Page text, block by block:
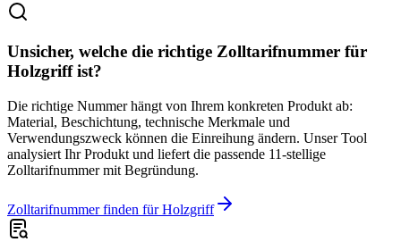
Unsicher, welche die richtige Zolltarifnummer für
Holzgriff ist?
Die richtige Nummer hängt von Ihrem konkreten Produkt ab:
Material, Beschichtung, technische Merkmale und
Verwendungszweck können die Einreihung ändern. Unser Tool
analysiert Ihr Produkt und liefert die passende 11-stellige
Zolltarifnummer mit Begründung.
Zolltarifnummer finden für Holzgriff